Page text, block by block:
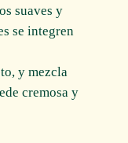
suaves y
se integren
y mezcla
cremosa y